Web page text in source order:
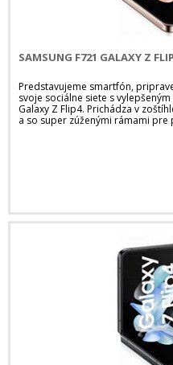
SAMSUNG F721 GALAXY Z
Predstavujeme smartfón,
svoje sociálne siete s
Galaxy Z Flip4. Prichádza v
a so super zúženými rámami pre